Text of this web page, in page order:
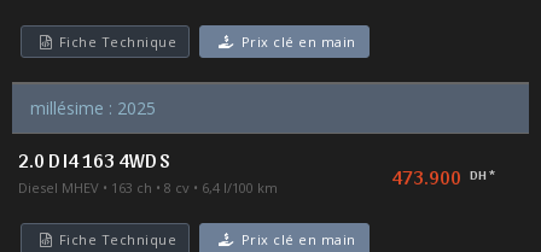
Fiche Technique Prix clé en main
millésime : 2025
2.0 D I4 163 4WD S
Diesel MHEV 163 ch 8 cv 6,4 l/100 km 473.900 DH *
Fiche Technique Prix clé en main